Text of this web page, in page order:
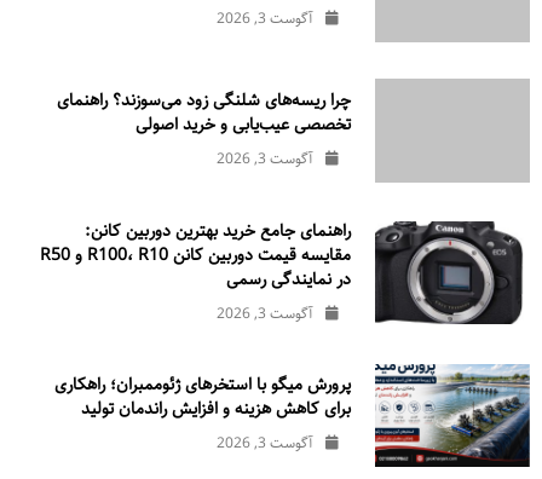
آگوست 3, 2026
چرا ریسه‌های شلنگی زود می‌سوزند؟ راهنمای
تخصصی عیب‌یابی و خرید اصولی
آگوست 3, 2026
راهنمای جامع خرید بهترین دوربین کانن:
مقایسه قیمت دوربین کانن R100، R10 و R50
در نمایندگی رسمی
آگوست 3, 2026
پرورش میگو با استخرهای ژئوممبران؛ راهکاری
برای کاهش هزینه و افزایش راندمان تولید
آگوست 3, 2026